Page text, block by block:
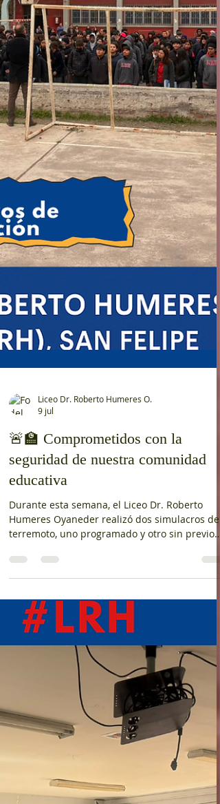
Liceo Dr. Roberto Humeres O.
9 jul
🚨🏫 Comprometidos con la
seguridad de nuestra comunidad
educativa
Durante esta semana, el Liceo Dr. Roberto
Humeres Oyaneder realizó dos simulacros de
terremoto, uno programado y otro sin previo
aviso, con el objetivo de fortalecer la cultura
preventiva y preparar a nuestra comunidad
frente a una eventual emergencia. 👏
Destacamos el excelente comportamiento de
nuestros estudiantes, quienes demostraron
responsabilidad, orden y compromiso,
siguiendo correctamente los protocolos de
establecimiento. Estas activid